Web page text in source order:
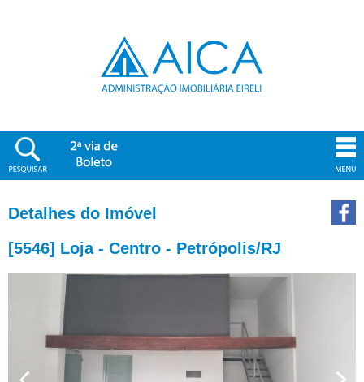
Detalhes do Imóvel
[5546] Loja - Centro - Petrópolis/RJ